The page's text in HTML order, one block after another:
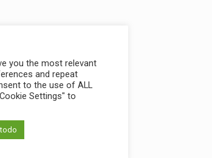
you the most relevant
and repeat
to the use of ALL
Settings" to